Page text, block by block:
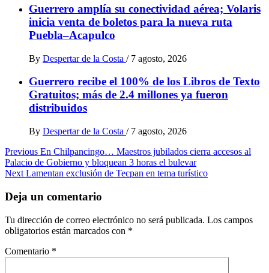
Guerrero amplía su conectividad aérea; Volaris
inicia venta de boletos para la nueva ruta
Puebla–Acapulco
By Despertar de la Costa / 7 agosto, 2026
Guerrero recibe el 100% de los Libros de Texto
Gratuitos; más de 2.4 millones ya fueron
distribuidos
By Despertar de la Costa / 7 agosto, 2026
Post
navigation
Previous En Chilpancingo… Maestros jubilados cierra accesos al
Palacio de Gobierno y bloquean 3 horas el bulevar
Next Lamentan exclusión de Tecpan en tema turístico
Deja un comentario
Tu dirección de correo electrónico no será publicada. Los campos
obligatorios están marcados con *
Comentario *